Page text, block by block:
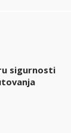
sigurnosti